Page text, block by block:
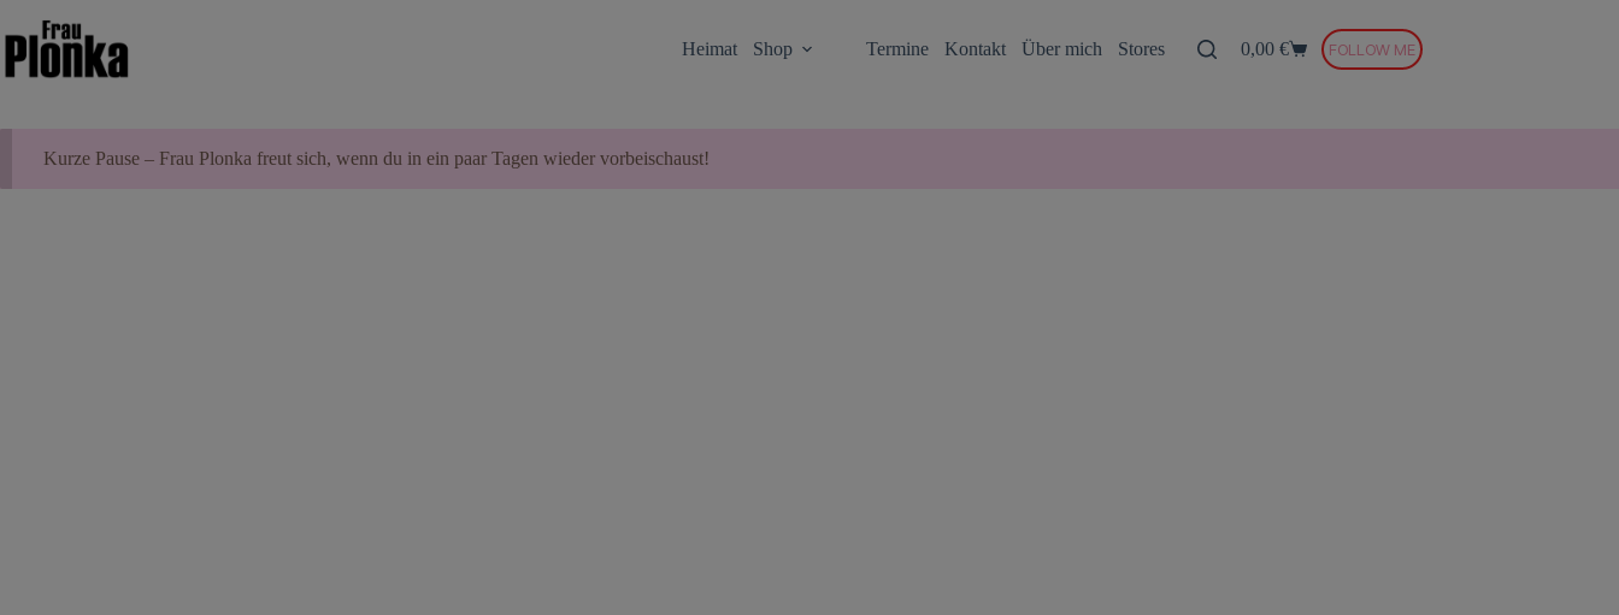
Inhalt
springen
Heimat Shop Termine Kontakt Über mich Stores Warenkorb
0,00 € FOLLOW ME
Kurze Pause – Frau Plonka freut sich, wenn du in ein paar Tagen wieder vorbeischaust!